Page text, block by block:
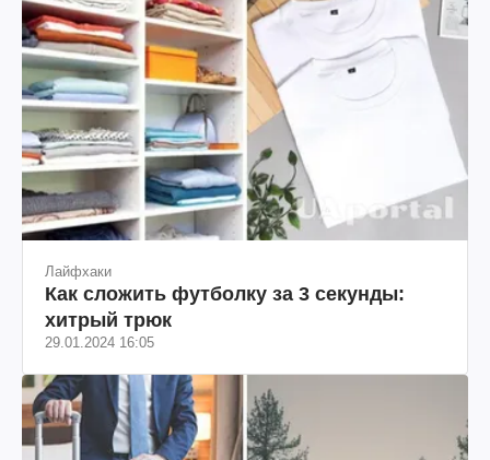
Лайфхаки
Как сложить футболку за 3 секунды:
хитрый трюк
29.01.2024 16:05